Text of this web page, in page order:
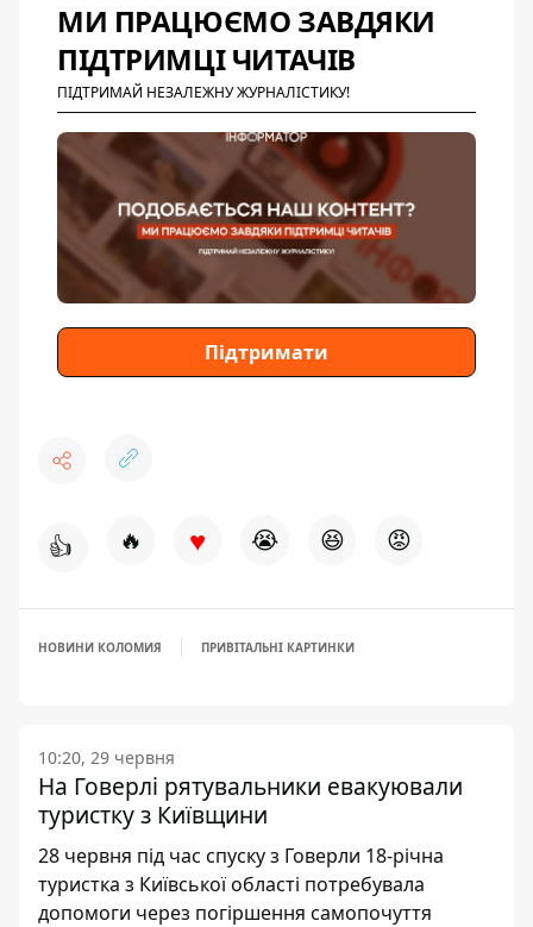
МИ ПРАЦЮЄМО ЗАВДЯКИ
ПІДТРИМЦІ ЧИТАЧІВ
ПІДТРИМАЙ НЕЗАЛЕЖНУ ЖУРНАЛІСТИКУ!
Підтримати
👍 🔥 ♥ 😭 😆 😡
НОВИНИ КОЛОМИЯ ПРИВІТАЛЬНІ КАРТИНКИ
10:20, 29 червня
На Говерлі рятувальники евакуювали
туристку з Київщини
28 червня під час спуску з Говерли 18-річна
туристка з Київської області потребувала
допомоги через погіршення самопочуття